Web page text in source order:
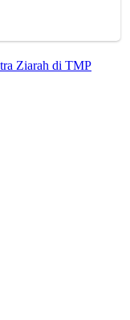
Ziarah di TMP